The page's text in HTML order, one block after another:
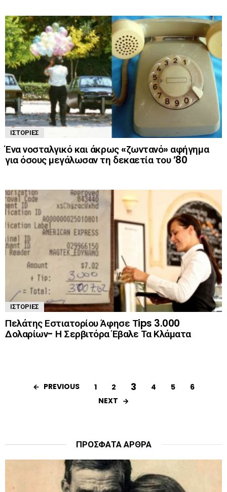
ΙΣΤΟΡΊΕΣ
Ένα νοσταλγικό και άκρως «ζωντανό» αφήγημα
για όσους μεγάλωσαν τη δεκαετία του ’80
ΙΣΤΟΡΊΕΣ
Πελάτης Εστιατορίου Άφησε Τips 3.000
Δολαρίων- Η Σερβιτόρα Έβαλε Τα Κλάματα
PREVIOUS 1 2 3 4 5
6
NEXT
ΠΡΌΣΦΑΤΑ ΆΡΘΡΑ